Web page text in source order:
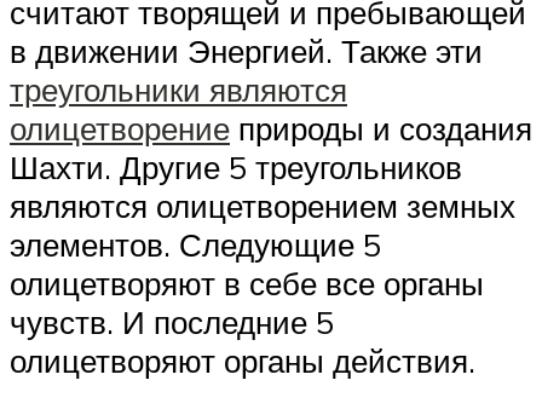
считают творящей и пребывающей
в движении Энергией. Также эти
треугольники являются
олицетворение природы и создания
Шахти. Другие 5 треугольников
являются олицетворением земных
элементов. Следующие 5
олицетворяют в себе все органы
чувств. И последние 5
олицетворяют органы действия.